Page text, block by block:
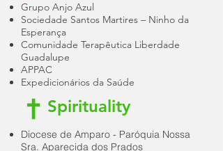
Grupo Anjo Azul
Sociedade Santos Martires – Ninho da
Esperança
Comunidade Terapêutica Liberdade
Guadalupe
APPAC
Expedicionários da Saúde
Spirituality
Diocese de Amparo - Paróquia Nossa
Sra. Aparecida dos Prados